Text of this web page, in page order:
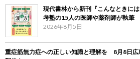
現代書林から新刊『こんなときに
考塾の15人の医師や薬剤師が執筆
2026年8月5日
重症筋無力症への正しい知識と理解を 8月8日広